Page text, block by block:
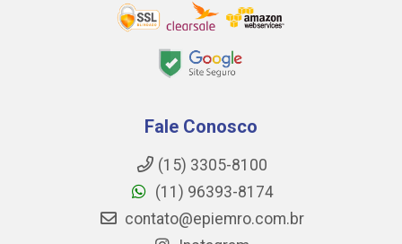
Fale Conosco
(15) 3305-8100
(11) 96393-8174
contato@epiemro.com.br